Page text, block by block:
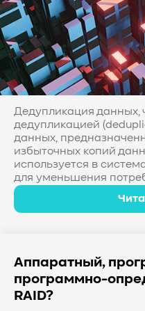
Дедупликация данных,
дедупликацией
данных,
избыточных копий
используется в
для уменьшения
Аппаратный,
программно-
RAID?